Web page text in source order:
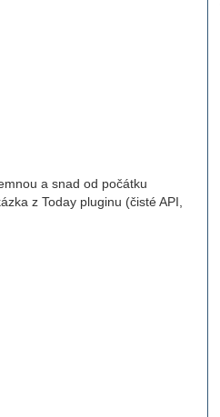
a snad od počátku
z Today pluginu (čisté API,